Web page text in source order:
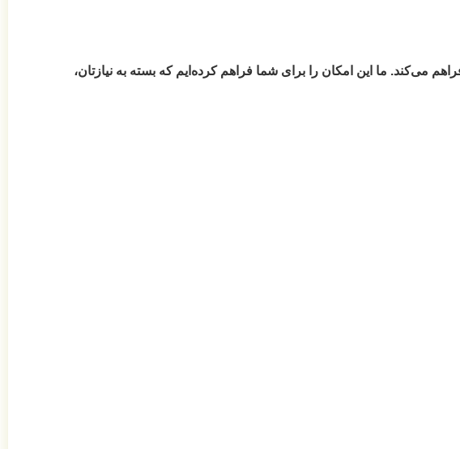
می‌کند. ما این امکان را برای شما فراهم کرده‌ایم که بسته به نیازتان،